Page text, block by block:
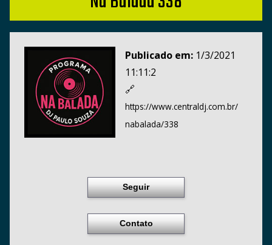
Publicado em: 1/3/2021
11:11:2
🔗
https://www.centraldj.com.br/
nabalada/338
Seguir
Contato